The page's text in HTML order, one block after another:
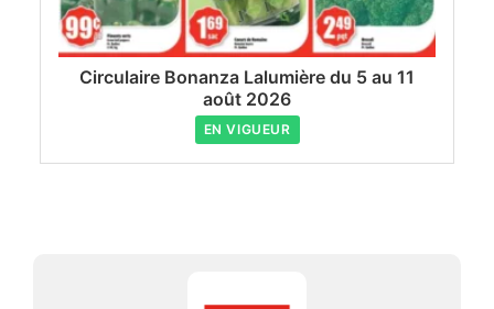
Circulaire Bonanza Lalumière du 5 au 11
août 2026
EN VIGUEUR